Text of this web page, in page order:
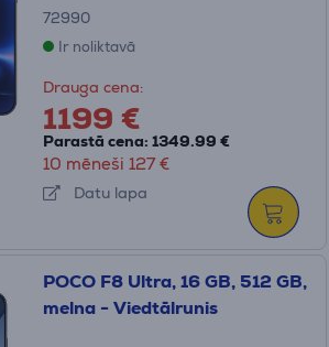
72990
Ir noliktavā
Drauga cena:
1199 €
Parastā cena: 1349.99 €
10 mēneši 127 €
Datu lapa
POCO F8 Ultra, 16 GB, 512 GB,
melna - Viedtālrunis